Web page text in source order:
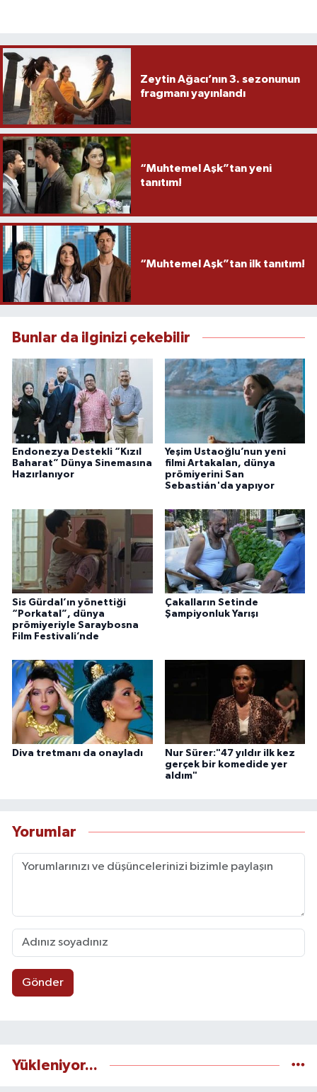
Zeytin Ağacı’nın 3. sezonunun
fragmanı yayınlandı
“Muhtemel Aşk”tan yeni
tanıtım!
“Muhtemel Aşk”tan ilk tanıtım!
Bunlar da ilginizi çekebilir
Endonezya Destekli “Kızıl
Baharat” Dünya Sinemasına
Hazırlanıyor
Yeşim Ustaoğlu’nun yeni
filmi Artakalan, dünya
prömiyerini San
Sebastián'da yapıyor
Sis Gürdal’ın yönettiği
“Porkatal”, dünya
prömiyeriyle Saraybosna
Film Festivali’nde
Çakalların Setinde
Şampiyonluk Yarışı
Diva tretmanı da onayladı
Nur Sürer:"47 yıldır ilk kez
gerçek bir komedide yer
aldım"
Yorumlar
Gönder
Yükleniyor...